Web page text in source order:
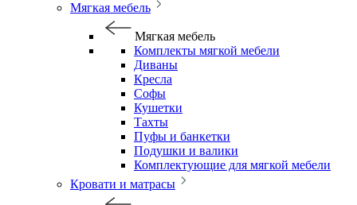
Мягкая мебель
Мягкая мебель
Комплекты мягкой мебели
Диваны
Кресла
Софы
Кушетки
Тахты
Пуфы и банкетки
Подушки и валики
Комплектующие для мягкой мебели
Кровати и матрасы